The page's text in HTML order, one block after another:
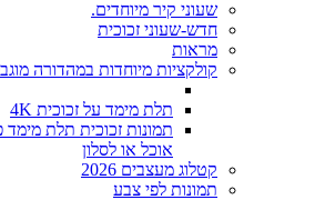
שעוני קיר מיוחדים.
חדש-שעוני זכוכית
מראות
קולקציות מיוחדות במהדורה
תלת מימד על זכוכית 4K
תמונות זכוכית תלת מימד
אוכל או לסלון
קטלוג מעצבים 2026
תמונות לפי צבע